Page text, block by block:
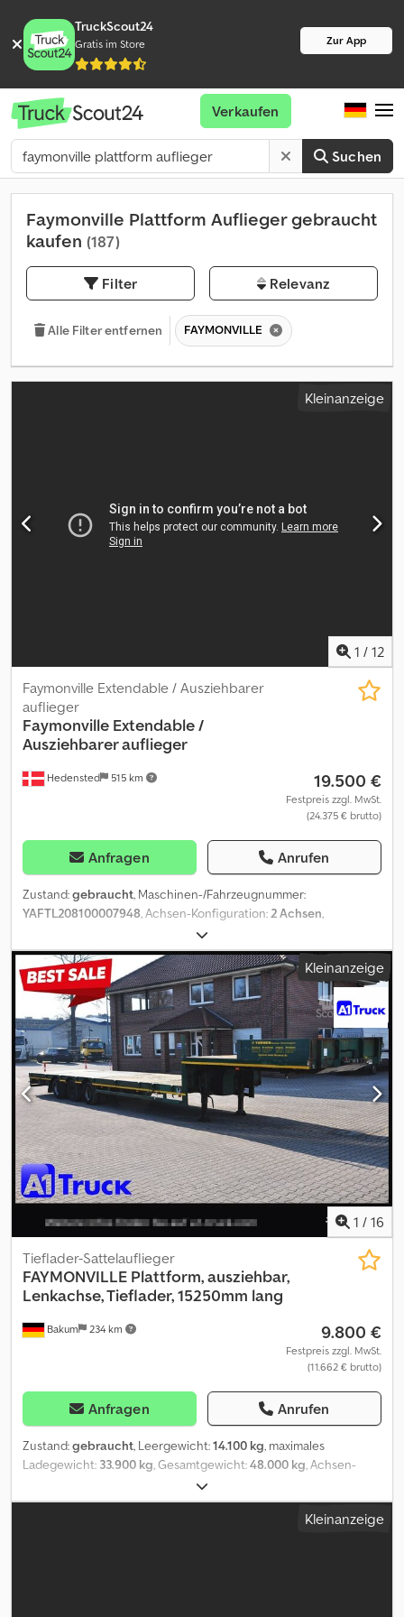
TruckScout24
Gratis im Store Zur App
Suchen
Verkaufen
Faymonville Plattform Auflieger gebraucht
kaufen (187)
Filter Relevanz
Alle Filter entfernen FAYMONVILLE
Kleinanzeige
1 / 12
Hedensted 515 km
Faymonville Extendable / Ausziehbarer
auflieger
Faymonville Extendable /
Ausziehbarer auflieger
19.500 €
Festpreis zzgl. MwSt.
(24.375 € brutto)
Anfragen Anrufen
Zustand:gebraucht, Maschinen-/Fahrzeugnummer:
YAFTL208100007948, Achsen-Konfiguration:2 Achsen,
, Laderaumbreite:
Laderaumhöhe:1.010 mm, Baujahr:2008, = Weitere Optionen und
Zubehör = - Luftfederung hinten - Luftfederung vorn -
Trommelbremssystem = Weitere Informationen = Gewichte
Leergewicht: 11.660 kg Zuladung: 26.340 kg zGG: 38.000 kg
Cjdpfsziivwjx Agfsha Zustand Allgemeiner Zustand:
durchschnittlich Technischer Zustand: durchschnittlich
Optischer Zustand: durchschnittlich Weitere Informationen
Zustand der Bereifung vorne: 70% Bereifung vorne: 245/70 R17.5
Bereifung hinten: 245/70 R17.5 Letzte Inspektion: 2026-06-29
Weitere Informationen Wenden Sie sich an Lastas Sales, um
weitere Informationen zu erhalten.
Kleinanzeige
1 / 16
Bakum 234 km
Tieflader-Sattelauflieger
FAYMONVILLE Plattform, ausziehbar,
Lenkachse, Tieflader, 15250mm lang
9.800 €
Festpreis zzgl. MwSt.
(11.662 € brutto)
Anfragen Anrufen
Zustand:gebraucht, Leergewicht:14.100 kg, maximales
Ladegewicht: 33.900 kg , Gesamtgewicht:48.000 kg , Achsen-
, Erstzulassung:
Reifengröße:235/75 17,5, Reifenzustand:50 %, Farbe:Grün,
, Hinterreifengröße:
Kleinanzeige